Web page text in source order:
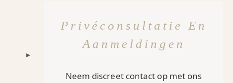
▾
Privéconsultatie En
Aanmeldingen
Neem discreet contact op met ons